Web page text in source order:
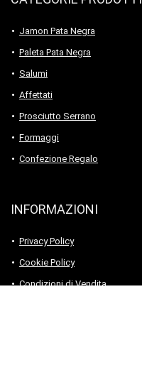
Jamon Pata Negra
Paleta Pata Negra
Salumi
Affettati
Prosciutto Serrano
Formaggi
Confezione Regalo
INFORMAZIONI
Privacy Policy
Cookie Policy
Condizioni di Vendita